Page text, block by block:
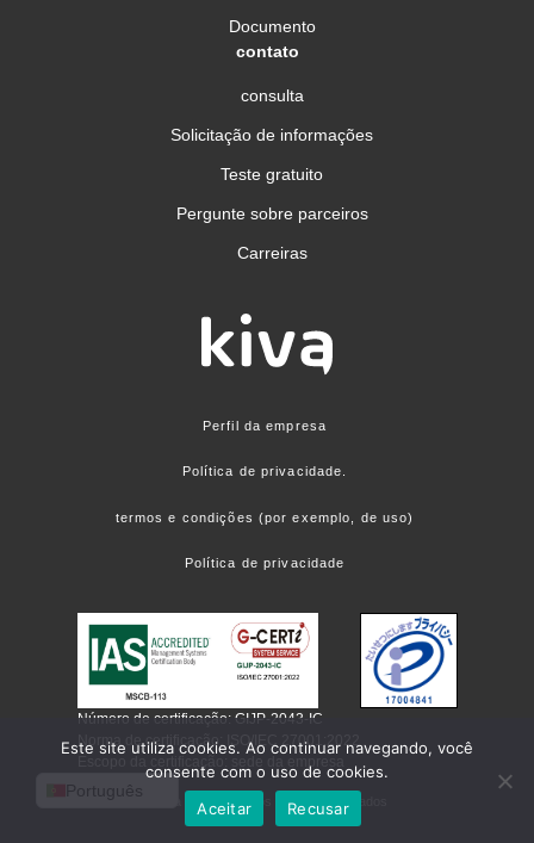
Português
Documento
contato
consulta
Solicitação de informações
Teste gratuito
Pergunte sobre parceiros
Carreiras
Perfil da empresa
Política de privacidade.
termos e condições (por exemplo, de uso)
Política de privacidade
Número de certificação: GIJP-2043-IC
Norma de certificação: ISO/IEC 27001:2022
Escopo da certificação: sede da empresa
©kiva corp. Todos os direitos reservados
Este site utiliza cookies. Ao continuar navegando, você
consente com o uso de cookies.
Aceitar
Recusar